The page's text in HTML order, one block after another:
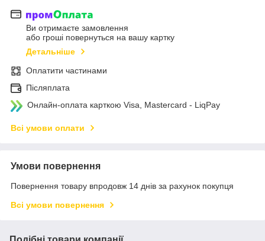
Ви отримаєте замовлення
або гроші повернуться на вашу картку
Детальніше
Оплатити частинами
Післяплата
Онлайн-оплата карткою Visa, Mastercard - LiqPay
Всі умови оплати
Умови повернення
Повернення товару впродовж 14 днів за рахунок покупця
Всі умови повернення